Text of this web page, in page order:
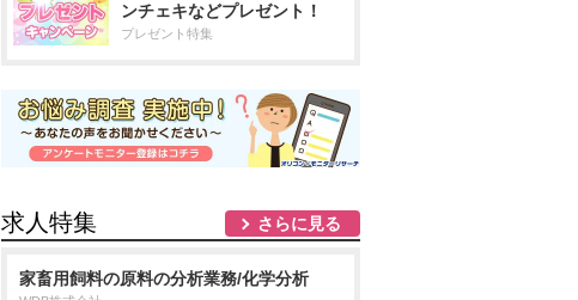
ンチェキなどプレゼント！
プレゼント特集
求人特集 さらに見る
家畜用飼料の原料の分析業務/化学分析